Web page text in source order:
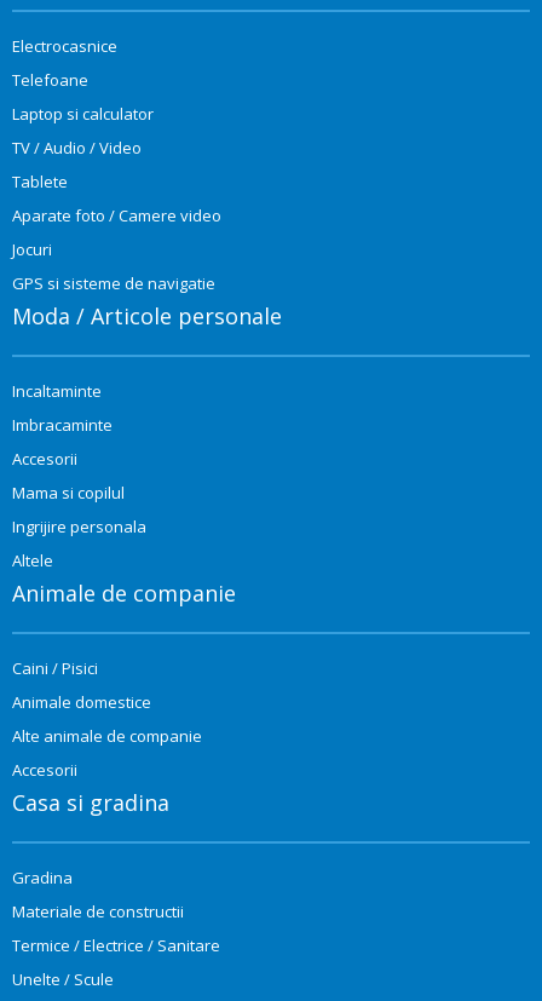
Electrocasnice
Telefoane
Laptop si calculator
TV / Audio / Video
Tablete
Aparate foto / Camere video
Jocuri
GPS si sisteme de navigatie
Moda / Articole personale
Incaltaminte
Imbracaminte
Accesorii
Mama si copilul
Ingrijire personala
Altele
Animale de companie
Caini / Pisici
Animale domestice
Alte animale de companie
Accesorii
Casa si gradina
Gradina
Materiale de constructii
Termice / Electrice / Sanitare
Unelte / Scule